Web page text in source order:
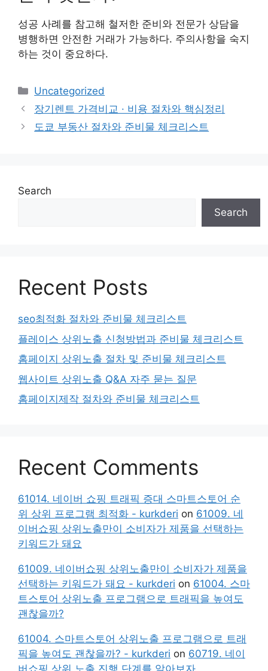
성공 사례를 참고해 철저한 준비와 전문가 상담을
병행하면 안전한 거래가 가능하다. 주의사항을 숙지
하는 것이 중요하다.
Categories
Uncategorized
장기렌트 가격비교 · 비용 절차와 핵심정리
도쿄 부동산 절차와 준비물 체크리스트
Search
Search
Recent Posts
seo최적화 절차와 준비물 체크리스트
플레이스 상위노출 신청방법과 준비물 체크리스트
홈페이지 상위노출 절차 및 준비물 체크리스트
웹사이트 상위노출 Q&A 자주 묻는 질문
홈페이지제작 절차와 준비물 체크리스트
Recent Comments
61014. 네이버 쇼핑 트래픽 증대 스마트스토어 순
위 상위 프로그램 최적화 - kurkderi on 61009. 네
이버쇼핑 상위노출만이 소비자가 제품을 선택하는
키워드가 돼요
61009. 네이버쇼핑 상위노출만이 소비자가 제품을
선택하는 키워드가 돼요 - kurkderi on 61004. 스마
트스토어 상위노출 프로그램으로 트래픽을 높여도
괜찮을까?
61004. 스마트스토어 상위노출 프로그램으로 트래
픽을 높여도 괜찮을까? - kurkderi on 60719. 네이